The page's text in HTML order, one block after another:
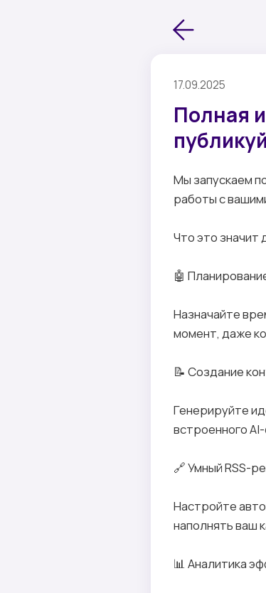
17.09.2025
Полная
Мы запускаем
работы с
Что это значит
🤖
Назначайте
момент, даже
📝 Создание
Генерируйте
встроенного
🔗 Умный RSS-
Настройте
наполнять ваш
📊 Аналитика